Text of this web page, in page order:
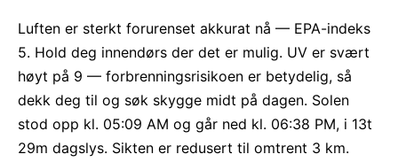
Luften er sterkt forurenset akkurat nå — EPA-indeks
5. Hold deg innendørs der det er mulig. UV er svært
høyt på 9 — forbrenningsrisikoen er betydelig, så
dekk deg til og søk skygge midt på dagen. Solen
stod opp kl. 05:09 AM og går ned kl. 06:38 PM, i 13t
29m dagslys. Sikten er redusert til omtrent 3 km.